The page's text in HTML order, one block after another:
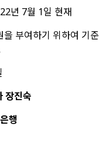
년 7월 1일 현재
부여하기 위하여 기준
장진숙
행